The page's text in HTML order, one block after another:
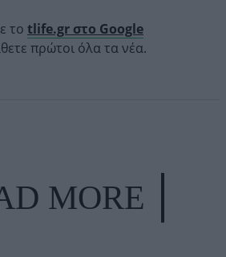
το tlife.gr στο Google
πρώτοι όλα τα νέα.
MORE